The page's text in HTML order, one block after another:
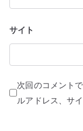
サイト
次回のコメント
ルアドレス、サ